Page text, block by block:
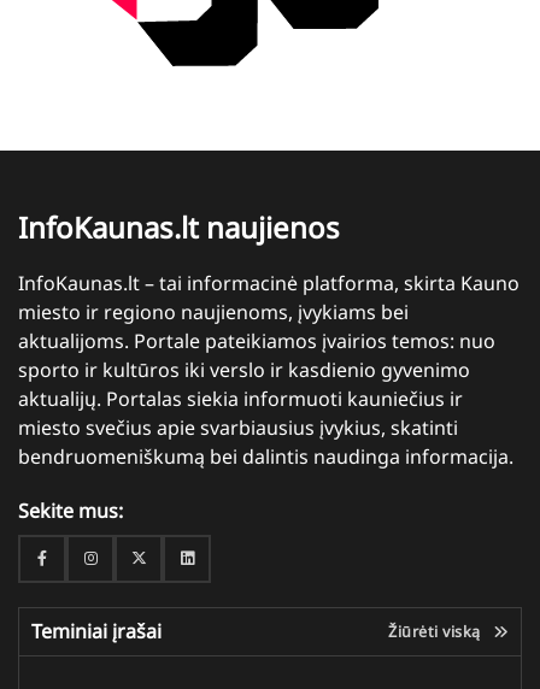
InfoKaunas.lt naujienos
InfoKaunas.lt – tai informacinė platforma, skirta Kauno
miesto ir regiono naujienoms, įvykiams bei
aktualijoms. Portale pateikiamos įvairios temos: nuo
sporto ir kultūros iki verslo ir kasdienio gyvenimo
aktualijų. Portalas siekia informuoti kauniečius ir
miesto svečius apie svarbiausius įvykius, skatinti
bendruomeniškumą bei dalintis naudinga informacija.
Sekite mus:
FacebookInstagramTwitterLinkedin
Teminiai įrašai Žiūrėti viską